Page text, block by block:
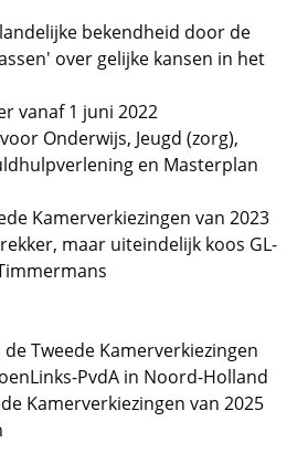
bekendheid door de
over gelijke kansen in het
vanaf 1 juni 2022
Onderwijs, Jeugd (zorg),
en Masterplan
Kamerverkiezingen van 2023
maar uiteindelijk koos GL-
Tweede Kamerverkiezingen
PvdA in Noord-Holland
Kamerverkiezingen van 2025